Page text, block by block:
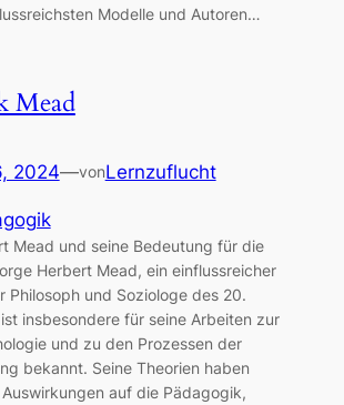
Modelle und Autoren…
Mead
2024—vonLernzuflucht
Mead und seine Bedeutung für die
Herbert Mead, ein einflussreicher
Philosoph und Soziologe des 20.
insbesondere für seine Arbeiten zur
und zu den Prozessen der
bekannt. Seine Theorien haben
auf die Pädagogik,